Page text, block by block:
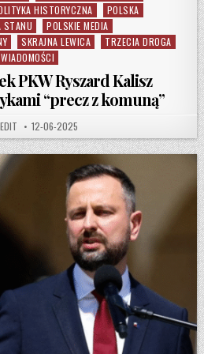
HISTORYCZNA
POLSKA
STANU
POLSKIE MEDIA
SKRAJNA LEWICA
TRZECIA DROGA
WIADOMOŚCI
PKW Ryszard Kalisz
“precz z komuną”
PUBLISHED DATE:
12-06-2025